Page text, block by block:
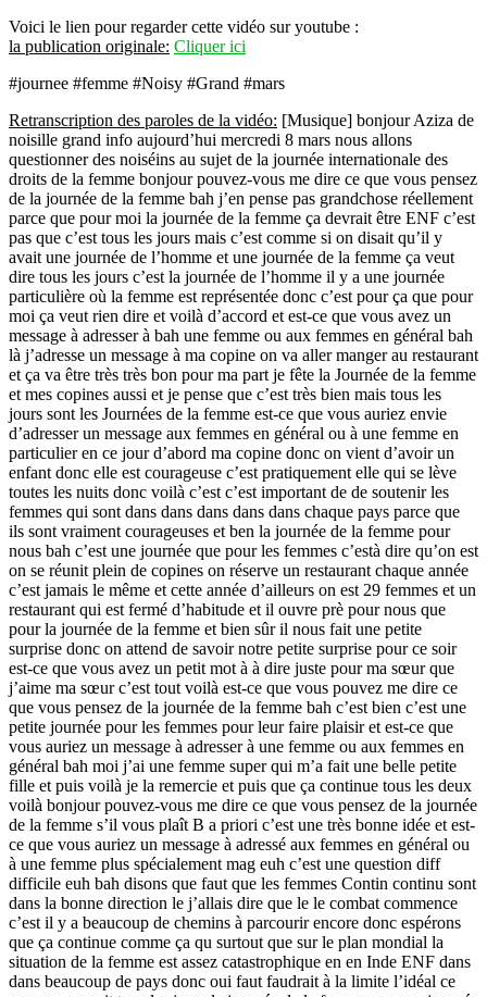
Voici le lien pour regarder cette vidéo sur youtube :
la publication originale: Cliquer ici
#journee #femme #Noisy #Grand #mars
Retranscription des paroles de la vidéo: [Musique] bonjour Aziza de
noisille grand info aujourd’hui mercredi 8 mars nous allons
questionner des noiséins au sujet de la journée internationale des
droits de la femme bonjour pouvez-vous me dire ce que vous pensez
de la journée de la femme bah j’en pense pas grandchose réellement
parce que pour moi la journée de la femme ça devrait être ENF c’est
pas que c’est tous les jours mais c’est comme si on disait qu’il y
avait une journée de l’homme et une journée de la femme ça veut
dire tous les jours c’est la journée de l’homme il y a une journée
particulière où la femme est représentée donc c’est pour ça que pour
moi ça veut rien dire et voilà d’accord et est-ce que vous avez un
message à adresser à bah une femme ou aux femmes en général bah
là j’adresse un message à ma copine on va aller manger au restaurant
et ça va être très très bon pour ma part je fête la Journée de la femme
et mes copines aussi et je pense que c’est très bien mais tous les
jours sont les Journées de la femme est-ce que vous auriez envie
d’adresser un message aux femmes en général ou à une femme en
particulier en ce jour d’abord ma copine donc on vient d’avoir un
enfant donc elle est courageuse c’est pratiquement elle qui se lève
toutes les nuits donc voilà c’est c’est important de de soutenir les
femmes qui sont dans dans dans dans dans chaque pays parce que
ils sont vraiment courageuses et ben la journée de la femme pour
nous bah c’est une journée que pour les femmes c’està dire qu’on est
on se réunit plein de copines on réserve un restaurant chaque année
c’est jamais le même et cette année d’ailleurs on est 29 femmes et un
restaurant qui est fermé d’habitude et il ouvre prè pour nous que
pour la journée de la femme et bien sûr il nous fait une petite
surprise donc on attend de savoir notre petite surprise pour ce soir
est-ce que vous avez un petit mot à à dire juste pour ma sœur que
j’aime ma sœur c’est tout voilà est-ce que vous pouvez me dire ce
que vous pensez de la journée de la femme bah c’est bien c’est une
petite journée pour les femmes pour leur faire plaisir et est-ce que
vous auriez un message à adresser à une femme ou aux femmes en
général bah moi j’ai une femme super qui m’a fait une belle petite
fille et puis voilà je la remercie et puis que ça continue tous les deux
voilà bonjour pouvez-vous me dire ce que vous pensez de la journée
de la femme s’il vous plaît B a priori c’est une très bonne idée et est-
ce que vous auriez un message à adressé aux femmes en général ou
à une femme plus spécialement mag euh c’est une question diff
difficile euh bah disons que faut que les femmes Contin continu sont
dans la bonne direction le j’allais dire que le le combat commence
c’est il y a beaucoup de chemins à parcourir encore donc espérons
que ça continue comme ça qu surtout que sur le plan mondial la
situation de la femme est assez catastrophique en en Inde ENF dans
dans beaucoup de pays donc oui faut faudrait à la limite l’idéal ce